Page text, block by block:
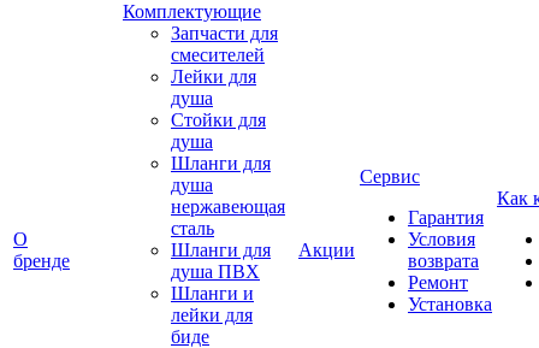
О
бренде
Комплектующие
Запчасти для
смесителей
Лейки для
душа
Стойки для
душа
Шланги для
душа
нержавеющая
сталь
Шланги для
душа ПВХ
Шланги и
лейки для
биде
Акции
Сервис
Гарантия
Условия
возврата
Ремонт
Установка
Как